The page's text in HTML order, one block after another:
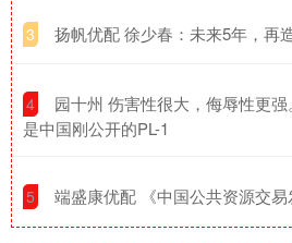
3 扬帆优配 徐少春：未来5年，再
4
园十州 伤害性很大，侮辱性更
是中国刚公开的PL-1
5 端盛康优配 《中国公共资源交